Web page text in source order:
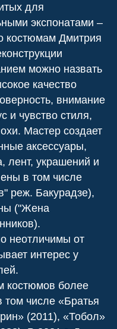
для
экспонатами –
костюмам Дмитрия
можно назвать
качество
внимание
и чувство стиля,
Мастер создает
аксессуары,
лент, украшений и
в том числе
реж. Бакурадзе),
("Жена
неотличимы от
интерес у
костюмов более
том числе «Братья
(2011), «Тобол»